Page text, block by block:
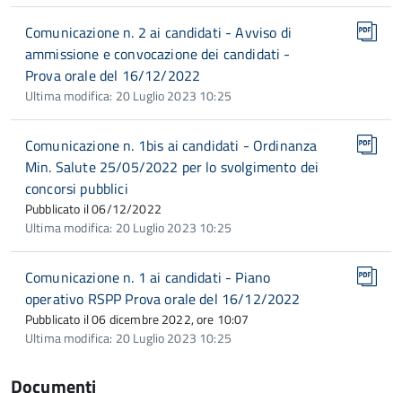
Comunicazione n. 2 ai candidati - Avviso di
ammissione e convocazione dei candidati -
Prova orale del 16/12/2022
Ultima modifica: 20 Luglio 2023 10:25
Comunicazione n. 1bis ai candidati - Ordinanza
Min. Salute 25/05/2022 per lo svolgimento dei
concorsi pubblici
Pubblicato il 06/12/2022
Ultima modifica: 20 Luglio 2023 10:25
Comunicazione n. 1 ai candidati - Piano
operativo RSPP Prova orale del 16/12/2022
Pubblicato il 06 dicembre 2022, ore 10:07
Ultima modifica: 20 Luglio 2023 10:25
Documenti